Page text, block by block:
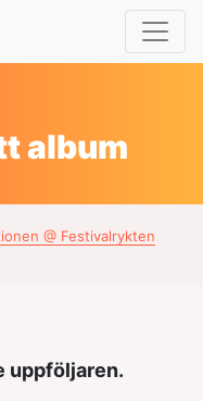
album
@ Festivalrykten
uppföljaren.